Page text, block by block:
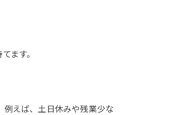
ます。
えば、土日休みや残業少な